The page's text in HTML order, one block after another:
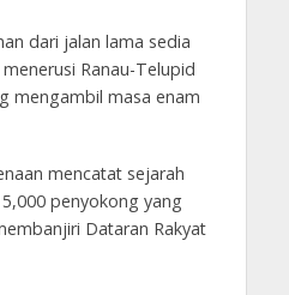
dari jalan lama sedia
Ranau-Telupid
mengambil masa enam
mencatat sejarah
penyokong yang
Dataran Rakyat